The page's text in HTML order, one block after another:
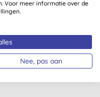
Sonett Handzeep -
( 5
€ 13,15 KOPEN
Voor meer informatie over de
Nee, pas aan